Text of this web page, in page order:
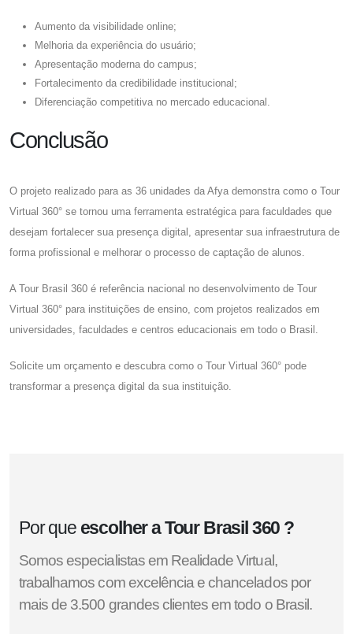
Aumento da visibilidade online;
Melhoria da experiência do usuário;
Apresentação moderna do campus;
Fortalecimento da credibilidade institucional;
Diferenciação competitiva no mercado educacional.
Conclusão
O projeto realizado para as 36 unidades da Afya demonstra como o Tour
Virtual 360° se tornou uma ferramenta estratégica para faculdades que
desejam fortalecer sua presença digital, apresentar sua infraestrutura de
forma profissional e melhorar o processo de captação de alunos.
A Tour Brasil 360 é referência nacional no desenvolvimento de Tour
Virtual 360° para instituições de ensino, com projetos realizados em
universidades, faculdades e centros educacionais em todo o Brasil.
Solicite um orçamento e descubra como o Tour Virtual 360° pode
transformar a presença digital da sua instituição.
Por que escolher a Tour Brasil 360 ?
Somos especialistas em Realidade Virtual,
trabalhamos com excelência e chancelados por
mais de 3.500 grandes clientes em todo o Brasil.